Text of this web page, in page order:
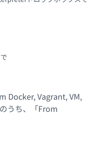
Docker, Vagrant, VM,
うち、「From